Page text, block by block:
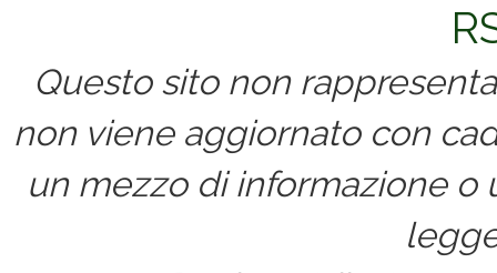
Questo sito non
non viene aggiornato con
un mezzo di informazione